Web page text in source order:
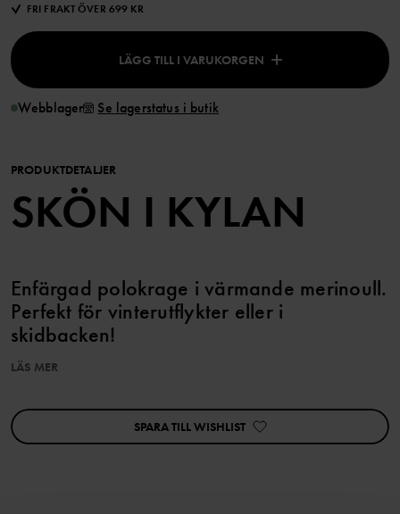
FRI FRAKT ÖVER 699 KR
LÄGG TILL I VARUKORGEN
Webblager Se lagerstatus i butik
PRODUKTDETALJER
SKÖN I KYLAN
Enfärgad polokrage i värmande merinoull.
Perfekt för vinterutflykter eller i
skidbacken!
cares/hallbara-plagg/vara-hallbarhetsmarkningar»
Produktsäkerhet:
LÄS MER
SPARA TILL WISHLIST